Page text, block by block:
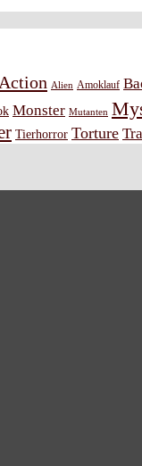
Action Alien Amoklauf
Monster Mutanten
Tierhorror Torture